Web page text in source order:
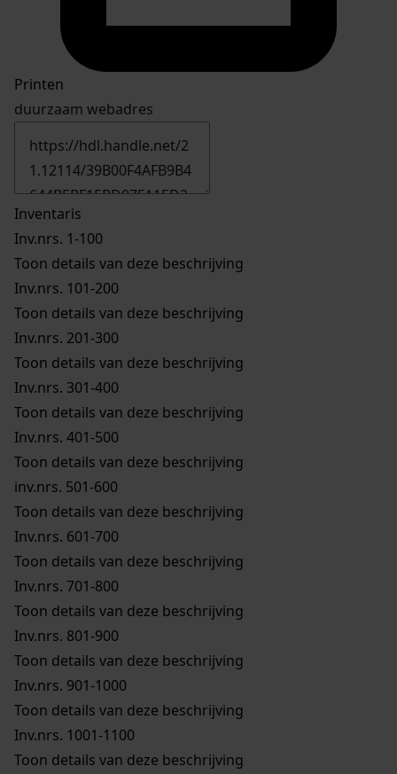
Printen
duurzaam webadres
Inventaris
Inv.nrs. 1-100
Toon details van deze beschrijving
Inv.nrs. 101-200
Toon details van deze beschrijving
Inv.nrs. 201-300
Toon details van deze beschrijving
Inv.nrs. 301-400
Toon details van deze beschrijving
Inv.nrs. 401-500
Toon details van deze beschrijving
inv.nrs. 501-600
Toon details van deze beschrijving
Inv.nrs. 601-700
Toon details van deze beschrijving
Inv.nrs. 701-800
Toon details van deze beschrijving
Inv.nrs. 801-900
Toon details van deze beschrijving
Inv.nrs. 901-1000
Toon details van deze beschrijving
Inv.nrs. 1001-1100
Toon details van deze beschrijving